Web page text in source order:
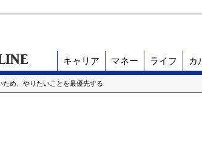
キャリア マネー ライフ カ
め、やりたいことを最優先する